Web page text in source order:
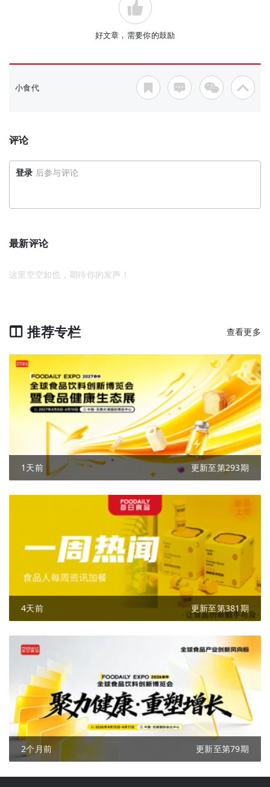
好文章，需要你的鼓励
小食代
评论
登录 后参与评论
最新评论
这里空空如也，期待你的发声！
推荐专栏 查看更多
1天前 更新至第293期
4天前 更新至第381期
2个月前 更新至第79期